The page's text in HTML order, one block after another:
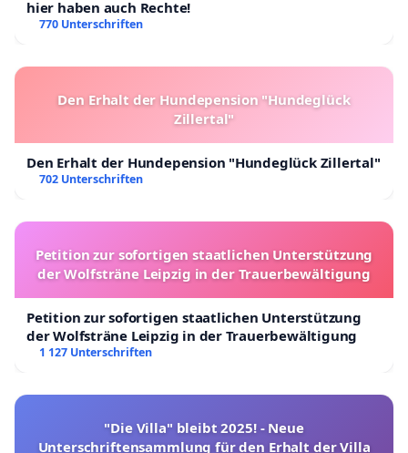
hier haben auch Rechte!
770 Unterschriften
Den Erhalt der Hundepension "Hundeglück
Zillertal"
Den Erhalt der Hundepension "Hundeglück Zillertal"
702 Unterschriften
Petition zur sofortigen staatlichen Unterstützung
der Wolfsträne Leipzig in der Trauerbewältigung
Petition zur sofortigen staatlichen Unterstützung
der Wolfsträne Leipzig in der Trauerbewältigung
1 127 Unterschriften
"Die Villa" bleibt 2025! - Neue
Unterschriftensammlung für den Erhalt der Villa